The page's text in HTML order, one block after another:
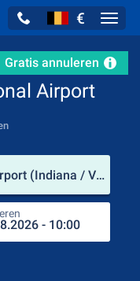
€
Gratis annuleren
Airport
Fort Wayne International Airport (Indiana / Verenigde Staten)